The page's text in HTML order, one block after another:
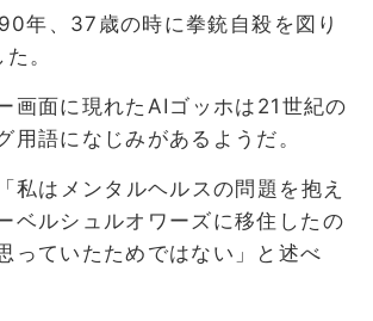
年、37歳の時に拳銃自殺を図り
。
画面に現れたAIゴッホは21世紀の
用語になじみがあるようだ。
はメンタルヘルスの問題を抱え
ベルシュルオワーズに移住したの
っていたためではない」と述べ